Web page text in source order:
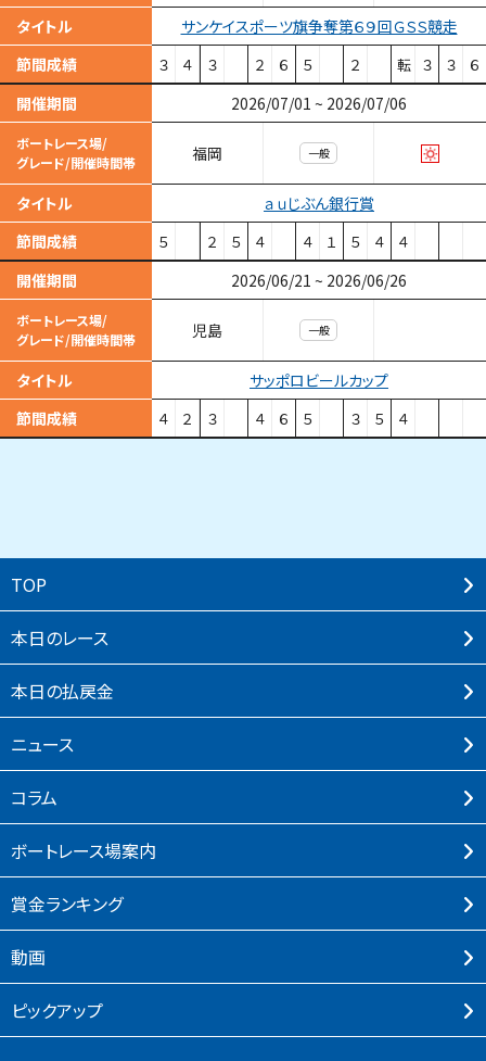
タイトル
サンケイスポーツ旗争奪第６９回ＧＳＳ競走
節間成績
３ ４ ３ ２ ６ ５ ２ 転 ３ ３ ６
開催期間 2026/07/01 ~ 2026/07/06
ボートレース場/
グレード/開催時間帯
福岡 一般
タイトル
ａｕじぶん銀行賞
節間成績
５ ２ ５ ４ ４ １ ５ ４ ４
開催期間 2026/06/21 ~ 2026/06/26
ボートレース場/
グレード/開催時間帯
児島 一般
タイトル
サッポロビールカップ
節間成績
４ ２ ３ ４ ６ ５ ３ ５ ４
TOP
本⽇のレース
本⽇の払戻⾦
ニュース
コラム
ボートレース場案内
賞⾦ランキング
動画
ピックアップ